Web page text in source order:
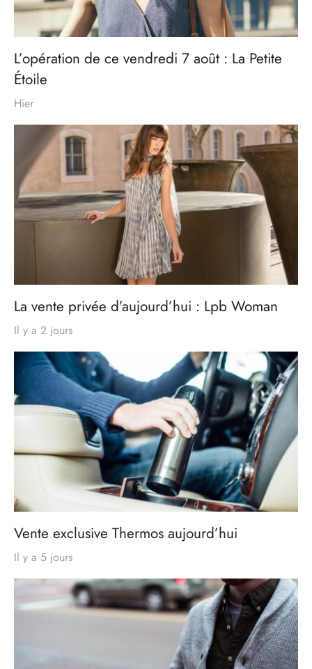
L’opération de ce vendredi 7 août : La Petite
Étoile
Hier
La vente privée d’aujourd’hui : Lpb Woman
Il y a 2 jours
Vente exclusive Thermos aujourd’hui
Il y a 5 jours